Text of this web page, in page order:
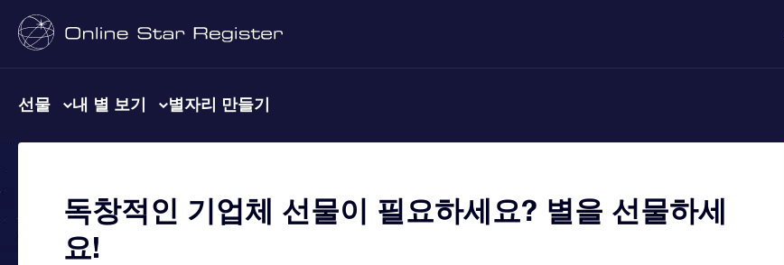
선물 내 별 보기 별자리 만들기
독창적인 기업체 선물이 필요하세요? 별을 선물하세
요!